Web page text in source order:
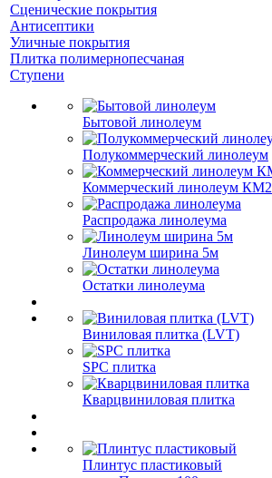
Сценические покрытия
Антисептики
Уличные покрытия
Плитка полимернопесчаная
Ступени
Бытовой линолеум
Полукоммерческий линолеум
Коммерческий линолеум КМ2
Распродажа линолеума
Линолеум ширина 5м
Остатки линолеума
Виниловая плитка (LVT)
SPC плитка
Кварцвиниловая плитка
Плинтус пластиковый